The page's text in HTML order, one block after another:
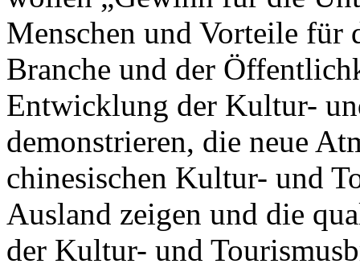
Menschen und Vorteile für
Branche und der
Entwicklung der Kultur-
demonstrieren, die neue
chinesischen Kultur- und
Ausland zeigen und die
der Kultur- und